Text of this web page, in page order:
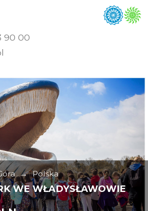
90 00
→ Polska
WE WŁADYSŁAWOWIE